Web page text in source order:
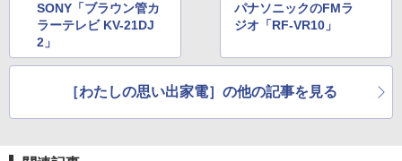
SONY「ブラウン管カ
ラーテレビ KV-21DJ
2」
パナソニックのFMラ
ジオ「RF-VR10」
［わたしの思い出家電］の他の記事を見る